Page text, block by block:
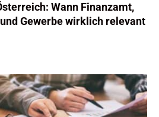
Wann Finanzamt,
Gewerbe wirklich relevant